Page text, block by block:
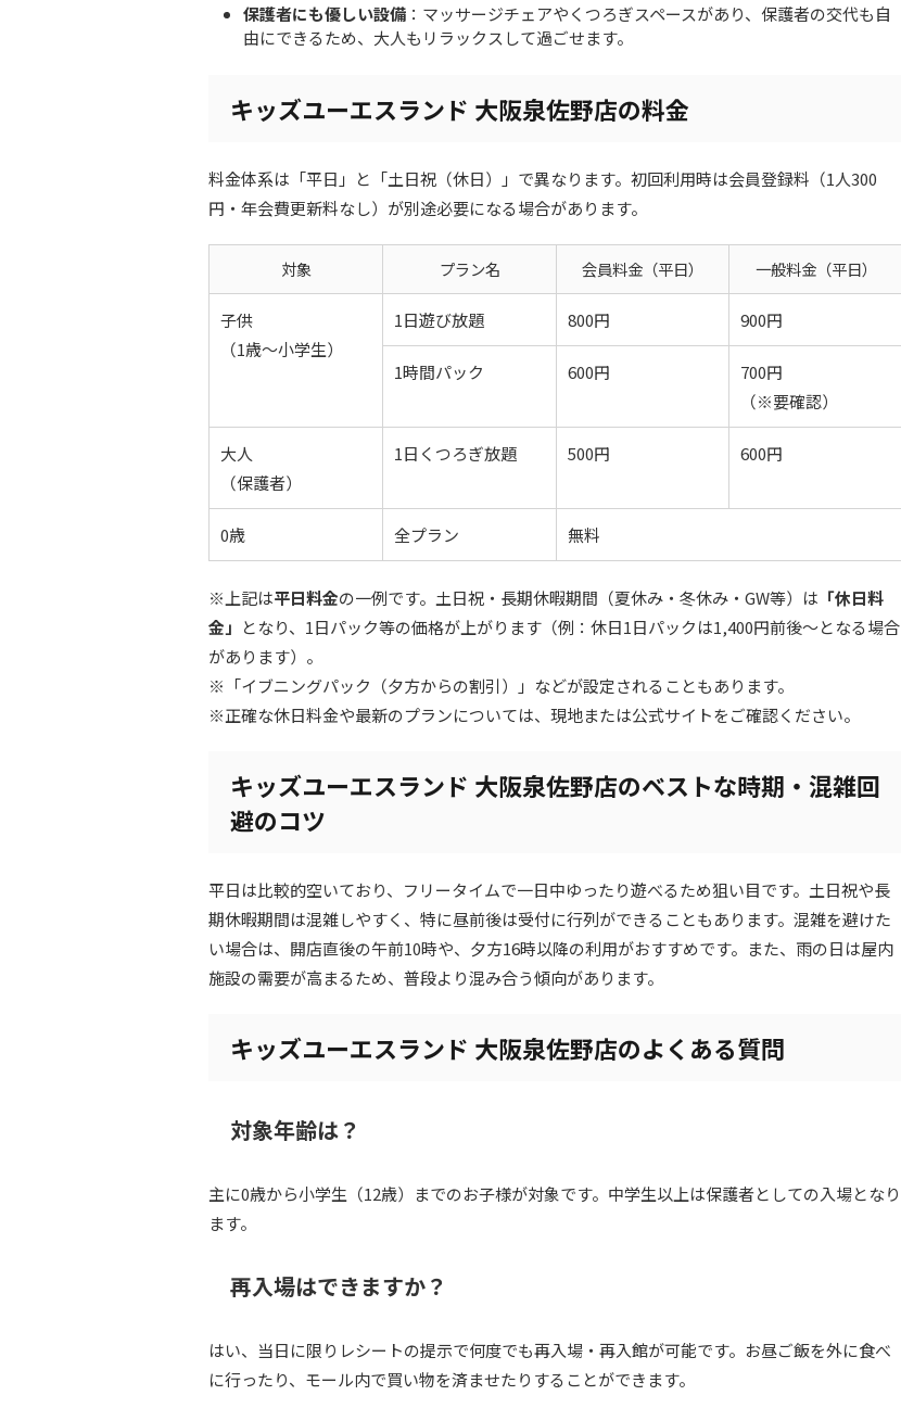
保護者にも優しい設備 ：マッサージチェアやくつろぎスペースがあり、保護者の交代も自
由にできるため、大人もリラックスして過ごせます。
キッズユーエスランド 大阪泉佐野店の料金
料金体系は「平日」と「土日祝（休日）」で異なります。初回利用時は会員登録料（1人300
円・年会費更新料なし）が別途必要になる場合があります。
対象 プラン名 会員料金（平日） 一般料金（平日）
子供
（1歳～小学生）
1日遊び放題 800円 900円
1時間パック 600円
700円
（※要確認）
大人
（保護者）
1日くつろぎ放題 500円 600円
0歳 全プラン 無料
※上記は平日料金の一例です。土日祝・長期休暇期間（夏休み・冬休み・GW等）は 「休日料
金」 となり、1日パック等の価格が上がります（例：休日1日パックは1,400円前後〜となる場合
があります）。
※「イブニングパック（夕方からの割引）」などが設定されることもあります。
※正確な休日料金や最新のプランについては、現地または公式サイトをご確認ください。
キッズユーエスランド 大阪泉佐野店のベストな時期・混雑回
避のコツ
平日は比較的空いており、フリータイムで一日中ゆったり遊べるため狙い目です。土日祝や長
期休暇期間は混雑しやすく、特に昼前後は受付に行列ができることもあります。混雑を避けた
い場合は、開店直後の午前10時や、夕方16時以降の利用がおすすめです。また、雨の日は屋内
施設の需要が高まるため、普段より混み合う傾向があります。
キッズユーエスランド 大阪泉佐野店のよくある質問
対象年齢は？
主に0歳から小学生（12歳）までのお子様が対象です。中学生以上は保護者としての入場となり
ます。
再入場はできますか？
はい、当日に限りレシートの提示で何度でも再入場・再入館が可能です。お昼ご飯を外に食べ
に行ったり、モール内で買い物を済ませたりすることができます。